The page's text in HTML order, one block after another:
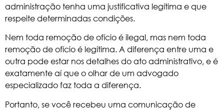
administração tenha uma justificativa legítima e que
respeite determinadas condições.
Nem toda remoção de ofício é ilegal, mas nem toda
remoção de ofício é legítima. A diferença entre uma e
outra pode estar nos detalhes do ato administrativo, e é
exatamente aí que o olhar de um advogado
especializado faz toda a diferença.
Portanto, se você recebeu uma comunicação de